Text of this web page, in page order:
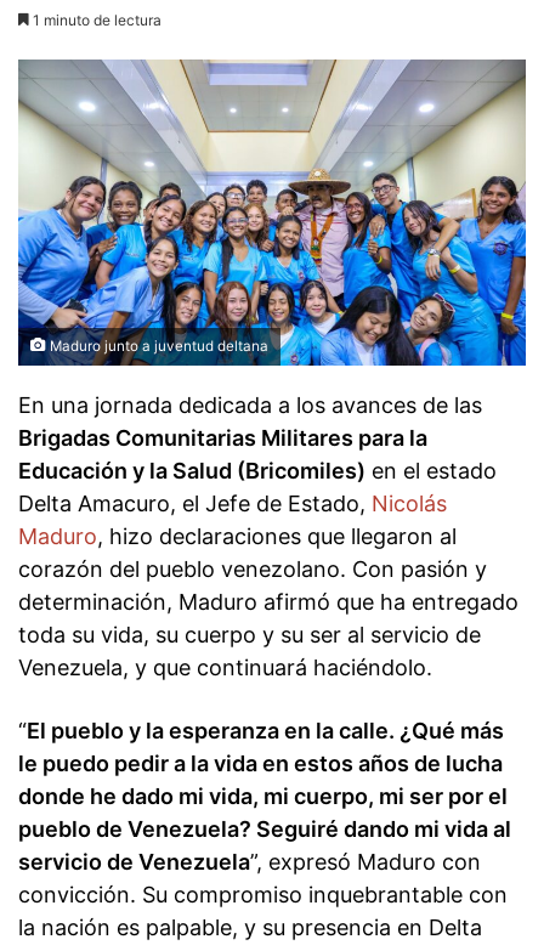
1 minuto de lectura
Maduro junto a juventud deltana
En una jornada dedicada a los avances de las
Brigadas Comunitarias Militares para la
Educación y la Salud (Bricomiles) en el estado
Delta Amacuro, el Jefe de Estado, Nicolás
Maduro, hizo declaraciones que llegaron al
corazón del pueblo venezolano. Con pasión y
determinación, Maduro afirmó que ha entregado
toda su vida, su cuerpo y su ser al servicio de
Venezuela, y que continuará haciéndolo.
“El pueblo y la esperanza en la calle. ¿Qué más
le puedo pedir a la vida en estos años de lucha
donde he dado mi vida, mi cuerpo, mi ser por el
pueblo de Venezuela? Seguiré dando mi vida al
servicio de Venezuela”, expresó Maduro con
convicción. Su compromiso inquebrantable con
la nación es palpable, y su presencia en Delta